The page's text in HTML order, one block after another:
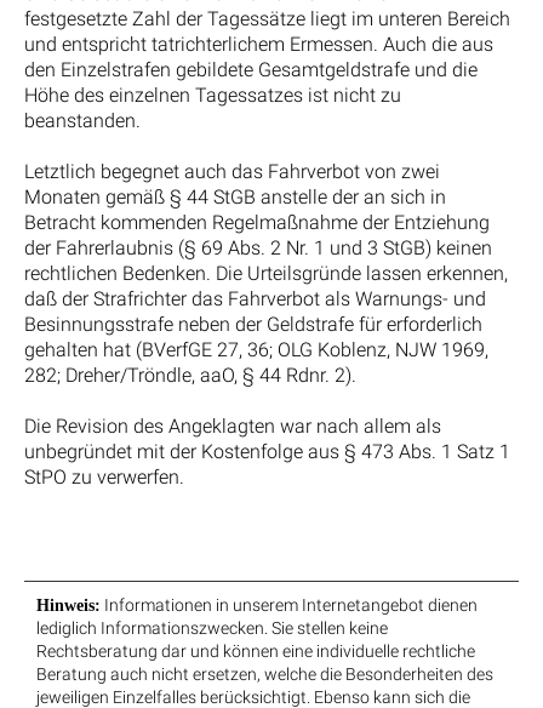
festgesetzte Zahl der Tagessätze liegt im unteren Bereich
und entspricht tatrichterlichem Ermessen. Auch die aus
den Einzelstrafen gebildete Gesamtgeldstrafe und die
Höhe des einzelnen Tagessatzes ist nicht zu
beanstanden.
Letztlich begegnet auch das Fahrverbot von zwei
Monaten gemäß § 44 StGB anstelle der an sich in
Betracht kommenden Regelmaßnahme der Entziehung
der Fahrerlaubnis (§ 69 Abs. 2 Nr. 1 und 3 StGB) keinen
rechtlichen Bedenken. Die Urteilsgründe lassen erkennen,
daß der Strafrichter das Fahrverbot als Warnungs- und
Besinnungsstrafe neben der Geldstrafe für erforderlich
gehalten hat (BVerfGE 27, 36; OLG Koblenz, NJW 1969,
282; Dreher/Tröndle, aaO, § 44 Rdnr. 2).
Die Revision des Angeklagten war nach allem als
unbegründet mit der Kostenfolge aus § 473 Abs. 1 Satz 1
StPO zu verwerfen.
Hinweis: Informationen in unserem Internetangebot dienen
lediglich Informationszwecken. Sie stellen keine
Rechtsberatung dar und können eine individuelle rechtliche
Beratung auch nicht ersetzen, welche die Besonderheiten des
jeweiligen Einzelfalles berücksichtigt. Ebenso kann sich die